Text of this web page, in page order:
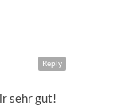
Reply
sehr gut!